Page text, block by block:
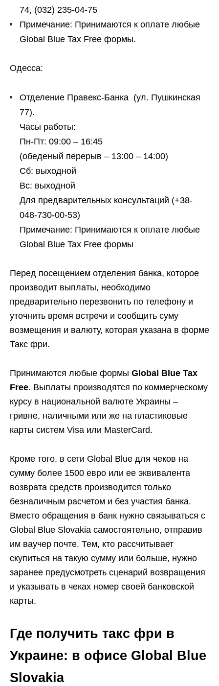
74, (032) 235-04-75
Примечание: Принимаются к оплате любые
Global Blue Tax Free формы.
Одесса:
Отделение Правекс-Банка (ул. Пушкинская
77).
Часы работы:
Пн-Пт: 09:00 – 16:45
(обеденый перерыв – 13:00 – 14:00)
Сб: выходной
Вс: выходной
Для предварительных консультаций (+38-
048-730-00-53)
Примечание: Принимаются к оплате любые
Global Blue Tax Free формы
Перед посещением отделения банка, которое
производит выплаты, необходимо
предварительно перезвонить по телефону и
уточнить время встречи и сообщить суму
возмещения и валюту, которая указана в форме
Такс фри.
Принимаются любые формы Global Blue Tax
Free. Выплаты производятся по коммерческому
курсу в национальной валюте Украины –
гривне, наличными или же на пластиковые
карты систем Visa или MasterCard.
Кроме того, в сети Global Blue для чеков на
сумму более 1500 евро или ее эквивалента
возврата средств производится только
безналичным расчетом и без участия банка.
Вместо обращения в банк нужно связываться с
Global Blue Slovakia самостоятельно, отправив
им ваучер почте. Тем, кто рассчитывает
скупиться на такую сумму или больше, нужно
заранее предусмотреть сценарий возвращения
и указывать в чеках номер своей банковской
карты.
Где получить такс фри в
Украине: в офисе Global Blue
Slovakia